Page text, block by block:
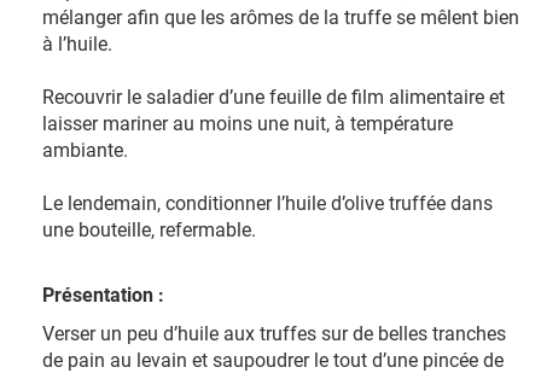
mélanger afin que les arômes de la truffe se mêlent bien
à l’huile.
Recouvrir le saladier d’une feuille de film alimentaire et
laisser mariner au moins une nuit, à température
ambiante.
Le lendemain, conditionner l’huile d’olive truffée dans
une bouteille, refermable.
Présentation :
Verser un peu d’huile aux truffes sur de belles tranches
de pain au levain et saupoudrer le tout d’une pincée de